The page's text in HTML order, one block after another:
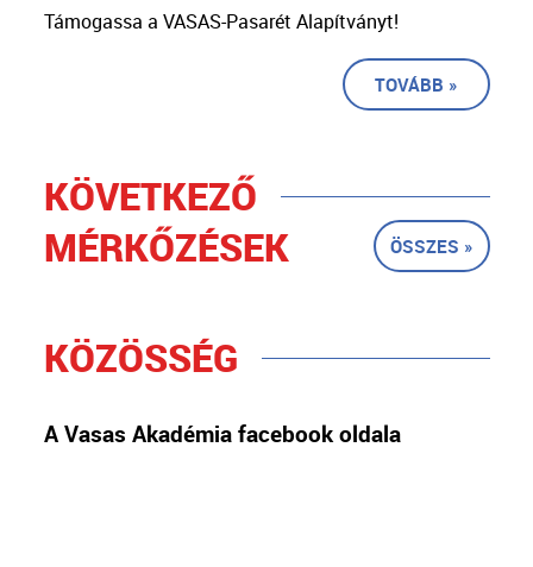
Támogassa a VASAS-Pasarét Alapítványt!
TOVÁBB »
KÖVETKEZŐ
MÉRKŐZÉSEK
ÖSSZES »
KÖZÖSSÉG
A Vasas Akadémia facebook oldala